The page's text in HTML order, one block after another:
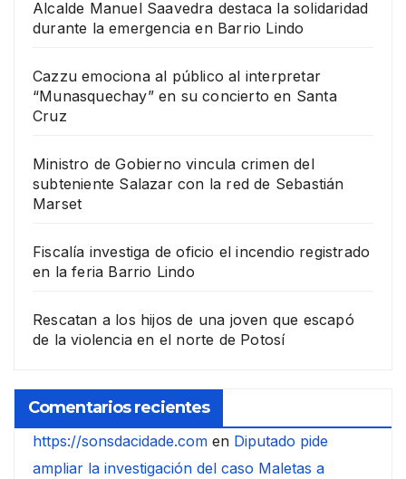
Alcalde Manuel Saavedra destaca la solidaridad
durante la emergencia en Barrio Lindo
Cazzu emociona al público al interpretar
“Munasquechay” en su concierto en Santa
Cruz
Ministro de Gobierno vincula crimen del
subteniente Salazar con la red de Sebastián
Marset
Fiscalía investiga de oficio el incendio registrado
en la feria Barrio Lindo
Rescatan a los hijos de una joven que escapó
de la violencia en el norte de Potosí
Comentarios recientes
https://sonsdacidade.com en Diputado pide
ampliar la investigación del caso Maletas a